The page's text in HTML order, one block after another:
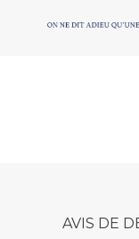
AVIS DE